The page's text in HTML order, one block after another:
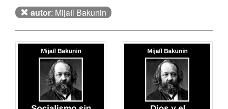
autor: Mijaíl Bakunin